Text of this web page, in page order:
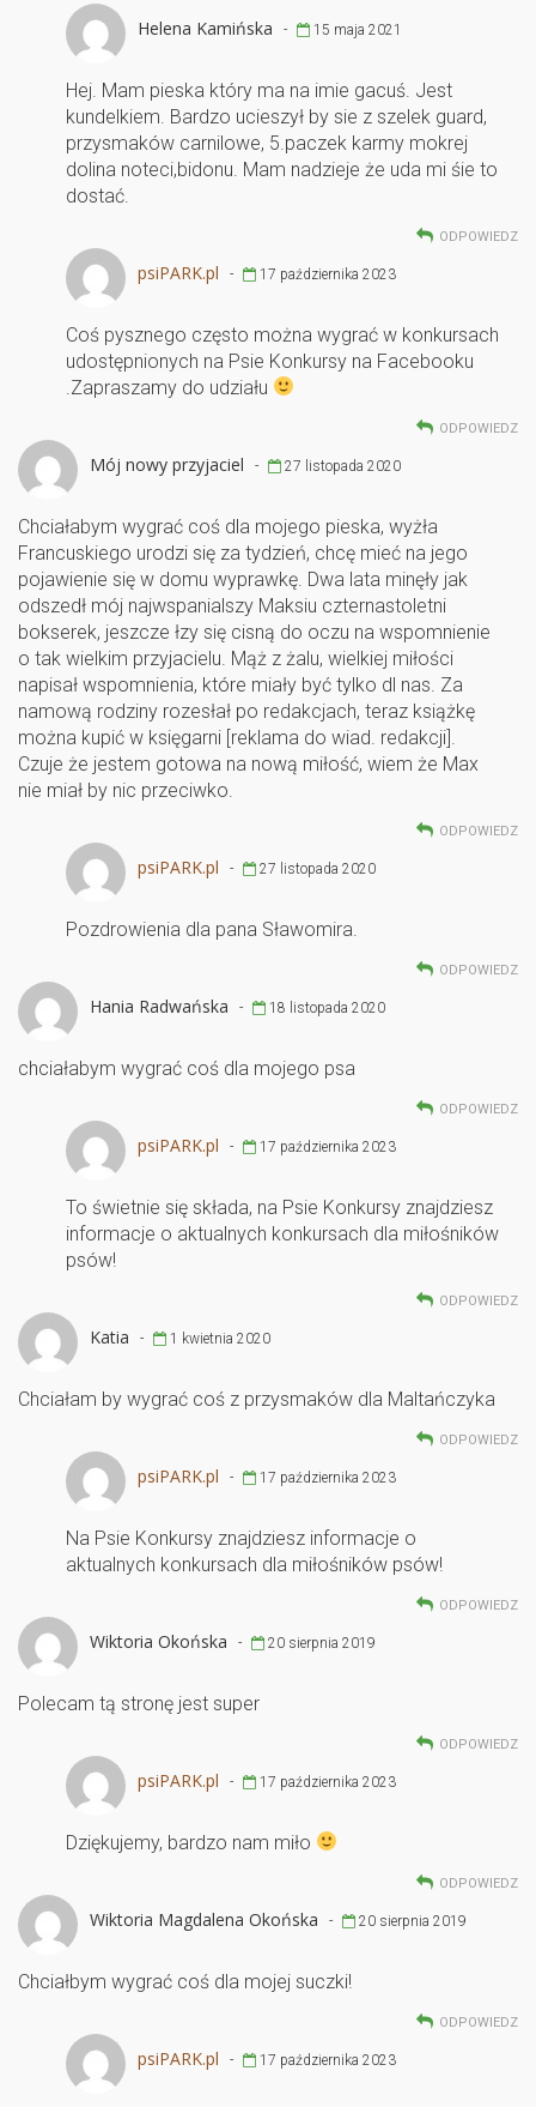
Helena Kamińska - 15 maja 2021
Hej. Mam pieska który ma na imie gacuś. Jest
kundelkiem. Bardzo ucieszył by sie z szelek guard,
przysmaków carnilowe, 5.paczek karmy mokrej
dolina noteci,bidonu. Mam nadzieje że uda mi śie to
dostać.
ODPOWIEDZ
psiPARK.pl - 17 października 2023
Coś pysznego często można wygrać w konkursach
udostępnionych na Psie Konkursy na Facebooku
.Zapraszamy do udziału
ODPOWIEDZ
Mój nowy przyjaciel - 27 listopada 2020
Chciałabym wygrać coś dla mojego pieska, wyżła
Francuskiego urodzi się za tydzień, chcę mieć na jego
pojawienie się w domu wyprawkę. Dwa lata minęły jak
odszedł mój najwspanialszy Maksiu czternastoletni
bokserek, jeszcze łzy się cisną do oczu na wspomnienie
o tak wielkim przyjacielu. Mąż z żalu, wielkiej miłości
napisał wspomnienia, które miały być tylko dl nas. Za
namową rodziny rozesłał po redakcjach, teraz książkę
można kupić w księgarni [reklama do wiad. redakcji].
Czuje że jestem gotowa na nową miłość, wiem że Max
nie miał by nic przeciwko.
ODPOWIEDZ
psiPARK.pl - 27 listopada 2020
Pozdrowienia dla pana Sławomira.
ODPOWIEDZ
Hania Radwańska - 18 listopada 2020
chciałabym wygrać coś dla mojego psa
ODPOWIEDZ
psiPARK.pl - 17 października 2023
To świetnie się składa, na Psie Konkursy znajdziesz
informacje o aktualnych konkursach dla miłośników
psów!
ODPOWIEDZ
Katia - 1 kwietnia 2020
Chciałam by wygrać coś z przysmaków dla Maltańczyka
ODPOWIEDZ
psiPARK.pl - 17 października 2023
Na Psie Konkursy znajdziesz informacje o
aktualnych konkursach dla miłośników psów!
ODPOWIEDZ
Wiktoria Okońska - 20 sierpnia 2019
Polecam tą stronę jest super
ODPOWIEDZ
psiPARK.pl - 17 października 2023
Dziękujemy, bardzo nam miło
ODPOWIEDZ
Wiktoria Magdalena Okońska - 20 sierpnia 2019
Chciałbym wygrać coś dla mojej suczki!
ODPOWIEDZ
psiPARK.pl - 17 października 2023